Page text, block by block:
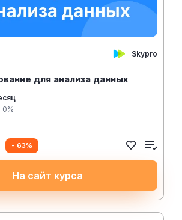
Skypro
для анализа данных
0%
- 63%
На сайт курса